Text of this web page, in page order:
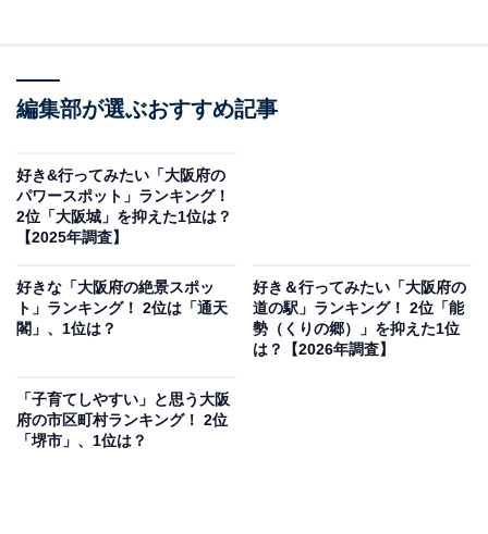
苑、3カ所のBBQ場（機材・食材のレンタルあり）、キ
施設がそろっています。
大池では春はチューリップ、秋はコスモス、冬は渡り鳥
芸パフォーマンスやマルシェなど週末のイベントも充
実。地下鉄「鶴見緑地駅」直結という好アクセスに加
え、温泉施設「鶴見緑地湯元 水春」も隣接しているた
です。入園料は完全無料です。
編集部が選ぶおすすめ記事
好き&行ってみたい「大阪府の
パワースポット」ランキング！
2位「大阪城」を抑えた1位は？
【2025年調査】
好きな「大阪府の絶景スポッ
ト」ランキング！ 2位は「通天
閣」、1位は？
好き＆行ってみたい「大阪府の
道の駅」ランキング！ 2位「能
勢（くりの郷）」を抑えた1位
は？【2026年調査】
「子育てしやすい」と思う大阪
府の市区町村ランキング！ 2位
「堺市」、1位は？